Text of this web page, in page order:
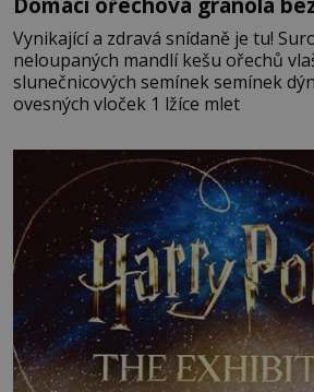
Vynikající a zdravá snídaně je tu! Suroviny Vždy 1 šálek –
neloupaných mandlí kešu ořechů
slunečnicových semínek semínek
ovesných vloček 1 lžíce mlet